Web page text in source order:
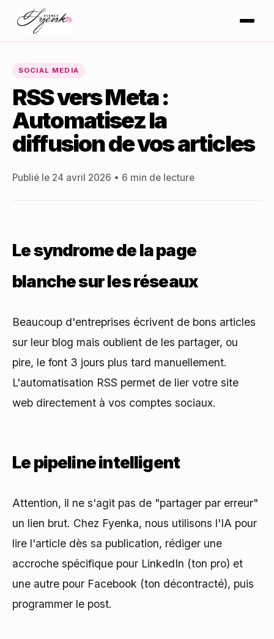
SOCIAL MEDIA
RSS vers Meta :
Automatisez la
diffusion de vos articles
Publié le 24 avril 2026 • 6 min de lecture
Le syndrome de la page
blanche sur les réseaux
Beaucoup d'entreprises écrivent de bons articles
sur leur blog mais oublient de les partager, ou
pire, le font 3 jours plus tard manuellement.
L'automatisation RSS permet de lier votre site
web directement à vos comptes sociaux.
Le pipeline intelligent
Attention, il ne s'agit pas de "partager par erreur"
un lien brut. Chez Fyenka, nous utilisons l'IA pour
lire l'article dès sa publication, rédiger une
accroche spécifique pour LinkedIn (ton pro) et
une autre pour Facebook (ton décontracté), puis
programmer le post.